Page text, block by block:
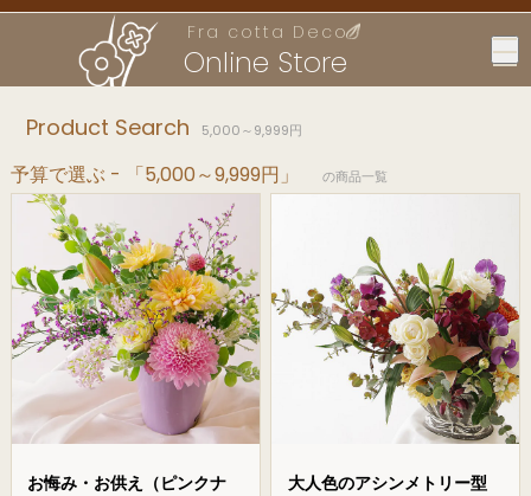
Fra cotta Deco
Online Store
Product Search 5,000～9,999円
予算で選ぶ - 「5,000～9,999円」 の商品一覧
お悔み・お供え（ピンクナ
大人色のアシンメトリー型